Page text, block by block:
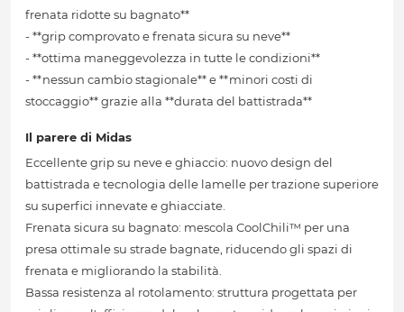
frenata ridotte su bagnato**
- **grip comprovato e frenata sicura su neve**
- **ottima maneggevolezza in tutte le condizioni**
- **nessun cambio stagionale** e **minori costi di
stoccaggio** grazie alla **durata del battistrada**
Il parere di Midas
Eccellente grip su neve e ghiaccio: nuovo design del
battistrada e tecnologia delle lamelle per trazione superiore
su superfici innevate e ghiacciate.
Frenata sicura su bagnato: mescola CoolChili™ per una
presa ottimale su strade bagnate, riducendo gli spazi di
frenata e migliorando la stabilità.
Bassa resistenza al rotolamento: struttura progettata per